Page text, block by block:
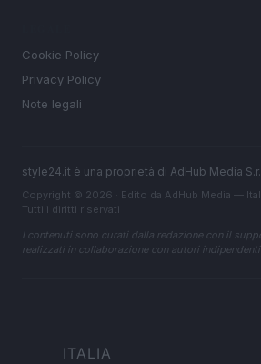
Cookie Policy
Privacy Policy
Note legali
style24.it è una proprietà di AdHub Media
Copyright © 2026 · Edito da AdHub Media —
Tutti i diritti riservati
I contenuti sono curati dalla redazione con il
realizzati in collaborazione con autori indipendenti.
ITALIA